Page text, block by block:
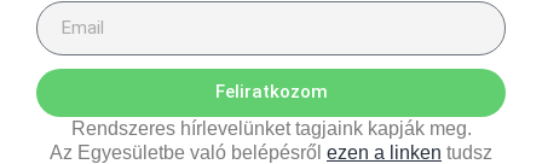
Feliratkozom
Rendszeres hírlevelünket tagjaink kapják meg.
Az Egyesületbe való belépésről ezen a linken tudsz